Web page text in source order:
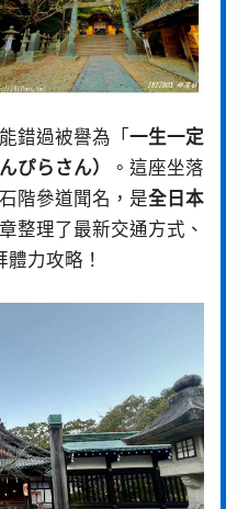
錯過被譽為「 一生一定
ぴらさん）
。這座坐落
階參道聞名，是全日本
整理了最新交通方式、
力攻略！